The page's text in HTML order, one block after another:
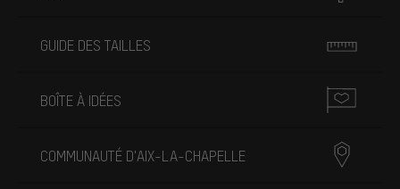
GUIDE DES TAILLES
BOÎTE À IDÉES
COMMUNAUTÉ D'AIX-LA-CHAPELLE